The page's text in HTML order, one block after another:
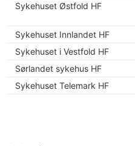
Sykehuset Østfold HF
Sykehuset Innlandet HF
Sykehuset i Vestfold HF
Sørlandet sykehus HF
Sykehuset Telemark HF